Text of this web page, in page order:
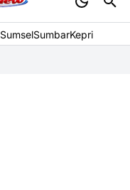
SumselSumbarKepri